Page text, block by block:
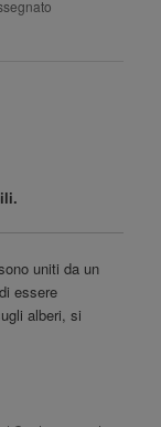
uniti da un
essere
alberi, si